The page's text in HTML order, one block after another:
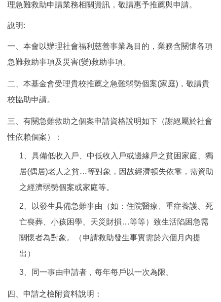
理急難救助申請業務相關資訊，敬請惠予推薦與申請。
說明:
一、本會以辦理社會福利慈善事業為目的，業務含關懷各項
急難救助事項及災害(變)救助事項。
二、本基金會受理貴校推薦之急難弱勢個案(家庭)，敬請貴
校協助申請。
三、有關急難救助之個案申請資格說明如下（謝絕屬於社會
性依賴個案）：
1、具備低收入戶、中低收入戶或邊緣戶之貧困家庭、獨
居(偶居)老人之貧…等對象，因故經濟頓失依靠，需資助
之經濟弱勢個案或家庭等。
2、以發生具備急難事由（如：住院醫療、重症養護、死
亡喪葬、小孩困學、天災財損…等等）致生活陷困急需
關懷者為對象。（申請救助發生事實需於六個月內提
出）
3、同一事由申請者，每年每戶以一次為限。
四、申請之檢附資料說明：